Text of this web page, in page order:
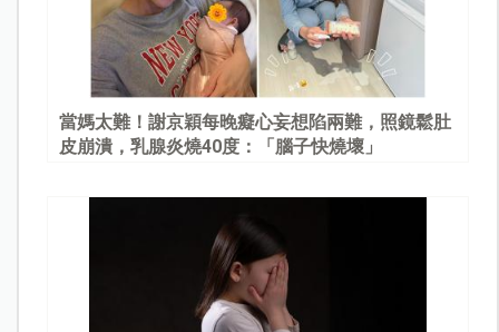
當媽太難！謝京穎每晚癡心妄想陷兩難，照鏡鬆肚
皮崩潰，乳腺炎燒40度：「腦子快燒壞」